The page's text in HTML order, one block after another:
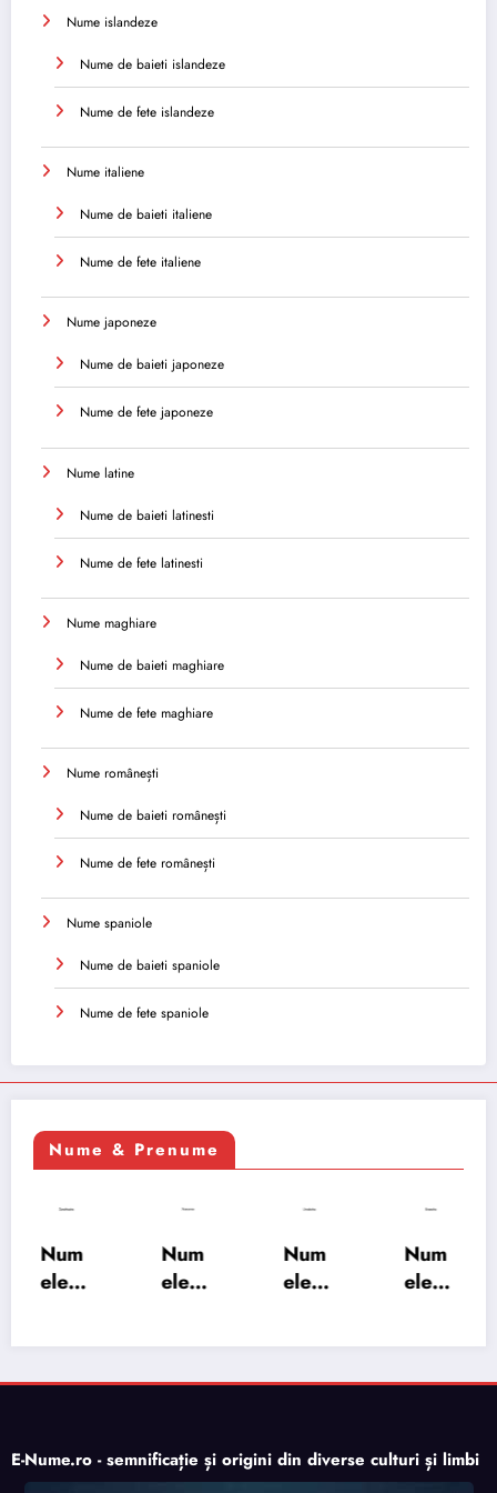
Nume islandeze
Nume de baieti islandeze
Nume de fete islandeze
Nume italiene
Nume de baieti italiene
Nume de fete italiene
Nume japoneze
Nume de baieti japoneze
Nume de fete japoneze
Nume latine
Nume de baieti latinesti
Nume de fete latinesti
Nume maghiare
Nume de baieti maghiare
Nume de fete maghiare
Nume românești
Nume de baieti românești
Nume de fete românești
Nume spaniole
Nume de baieti spaniole
Nume de fete spaniole
Nume & Prenume
Num
ele
semn
origi
Num
ele
semn
e,
origi
Num
ele
semn
origi
Num
ele
ificați
origi
ne,
E-Nume.ro - semnificație și origini din diverse culturi și limbi